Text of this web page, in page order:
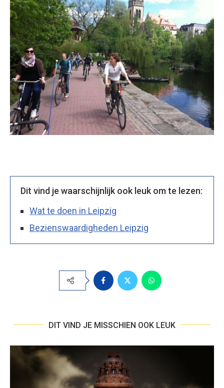
Dit vind je waarschijnlijk ook leuk om te lezen:
Wat te doen in Leipzig
Bezienswaardigheden Leipzig
DIT VIND JE MISSCHIEN OOK LEUK